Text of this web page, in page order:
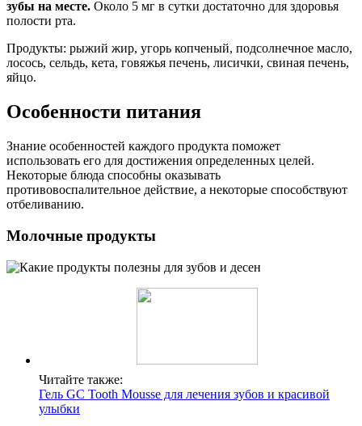
зубы на месте. Около 5 мг в сутки достаточно для здоровья
полости рта.
Продукты: рыжий жир, угорь копченый, подсолнечное масло,
лосось, сельдь, кета, говяжья печень, лисички, свиная печень,
яйцо.
Особенности питания
Знание особенностей каждого продукта поможет
использовать его для достижения определенных целей.
Некоторые блюда способны оказывать
противовоспалительное действие, а некоторые способствуют
отбеливанию.
Молочные продукты
Читайте также:
Гель GC Tooth Mousse для лечения зубов и красивой
улыбки